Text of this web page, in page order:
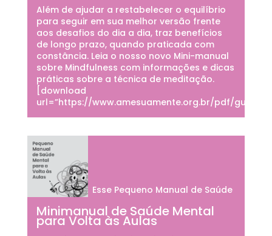
Além de ajudar a restabelecer o equilíbrio
para seguir em sua melhor versão frente
aos desafios do dia a dia, traz benefícios
de longo prazo, quando praticada com
constância. ​Leia o nosso novo Mini-manual
sobre Mindfulness com informações e dicas
práticas sobre a técnica de meditação.
[download
url=”https://www.amesuamente.org.br/pdf/
Minimanual de Saúde Mental
para Volta às Aulas
Esse Pequeno Manual de Saúde